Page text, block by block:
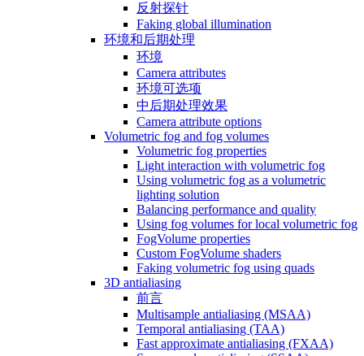
反射探针
Faking global illumination
环境和后期处理
环境
Camera attributes
环境可选项
中后期处理效果
Camera attribute options
Volumetric fog and fog volumes
Volumetric fog properties
Light interaction with volumetric fog
Using volumetric fog as a volumetric
lighting solution
Balancing performance and quality
Using fog volumes for local volumetric fog
FogVolume properties
Custom FogVolume shaders
Faking volumetric fog using quads
3D antialiasing
前言
Multisample antialiasing (MSAA)
Temporal antialiasing (TAA)
Fast approximate antialiasing (FXAA)